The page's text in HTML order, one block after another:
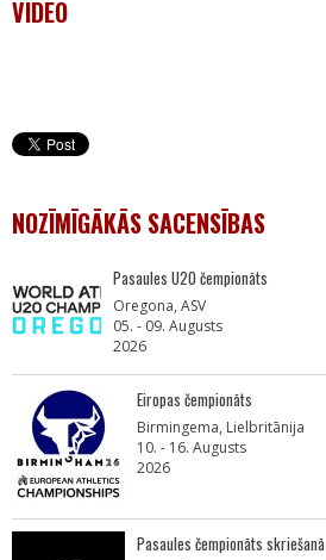
VIDEO
NOZĪMĪGĀKĀS SACENSĪBAS
Pasaules U20 čempionāts
Oregona, ASV
05. - 09. Augusts
2026
Eiropas čempionāts
Birmingema, Lielbritānija
10. - 16. Augusts
2026
Pasaules čempionāts skriešanā